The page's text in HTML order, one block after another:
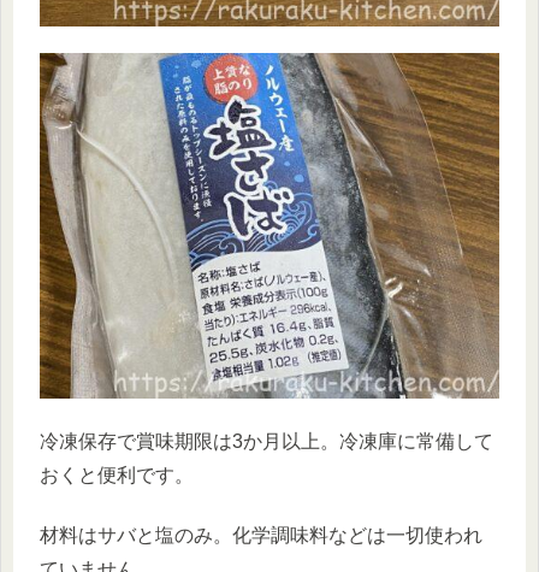
冷凍保存で賞味期限は3か月以上。冷凍庫に常備して
おくと便利です。
材料はサバと塩のみ。化学調味料などは一切使われ